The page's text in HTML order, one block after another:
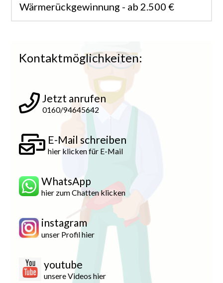
Wärmerückgewinnung - ab 2.500 €
Kontaktmöglichkeiten:
Jetzt anrufen
0160/94645642
E-Mail schreiben
hier klicken für E-Mail
WhatsApp
hier zum Chatten klicken
instagram
unser Profil hier
youtube
unsere Videos hier